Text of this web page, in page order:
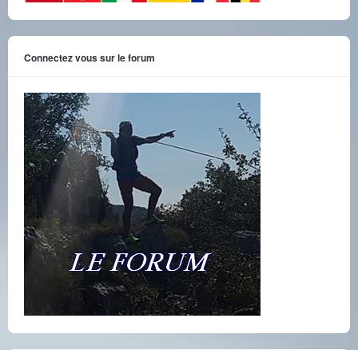
Connectez vous sur le forum